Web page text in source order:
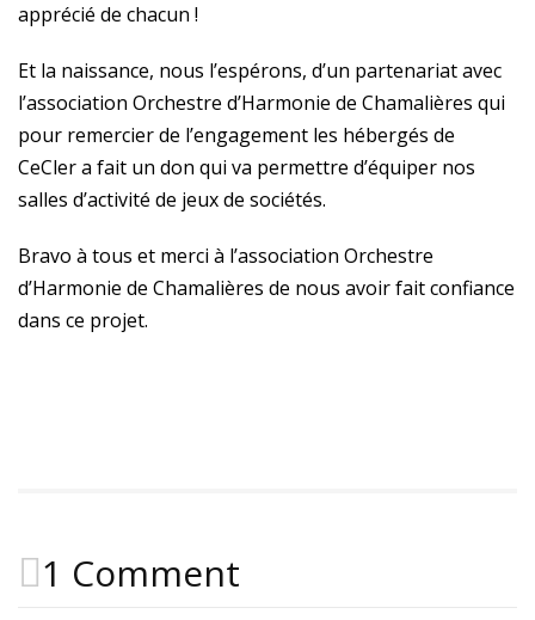
apprécié de chacun !
Et la naissance, nous l’espérons, d’un partenariat avec
l’association Orchestre d’Harmonie de Chamalières qui
pour remercier de l’engagement les hébergés de
CeCler a fait un don qui va permettre d’équiper nos
salles d’activité de jeux de sociétés.
Bravo à tous et merci à l’association Orchestre
d’Harmonie de Chamalières de nous avoir fait confiance
dans ce projet.
1 Comment